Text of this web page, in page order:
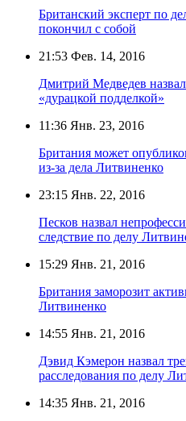
Британский эксперт по
покончил с собой
21:53 Фев. 14, 2016
Дмитрий Медведев
«дурацкой подделкой»
11:36 Янв. 23, 2016
Британия может
из-за дела Литвиненко
23:15 Янв. 22, 2016
Песков назвал
следствие по делу
15:29 Янв. 21, 2016
Британия заморозит
Литвиненко
14:55 Янв. 21, 2016
Дэвид Кэмерон назвал
расследования по делу
14:35 Янв. 21, 2016